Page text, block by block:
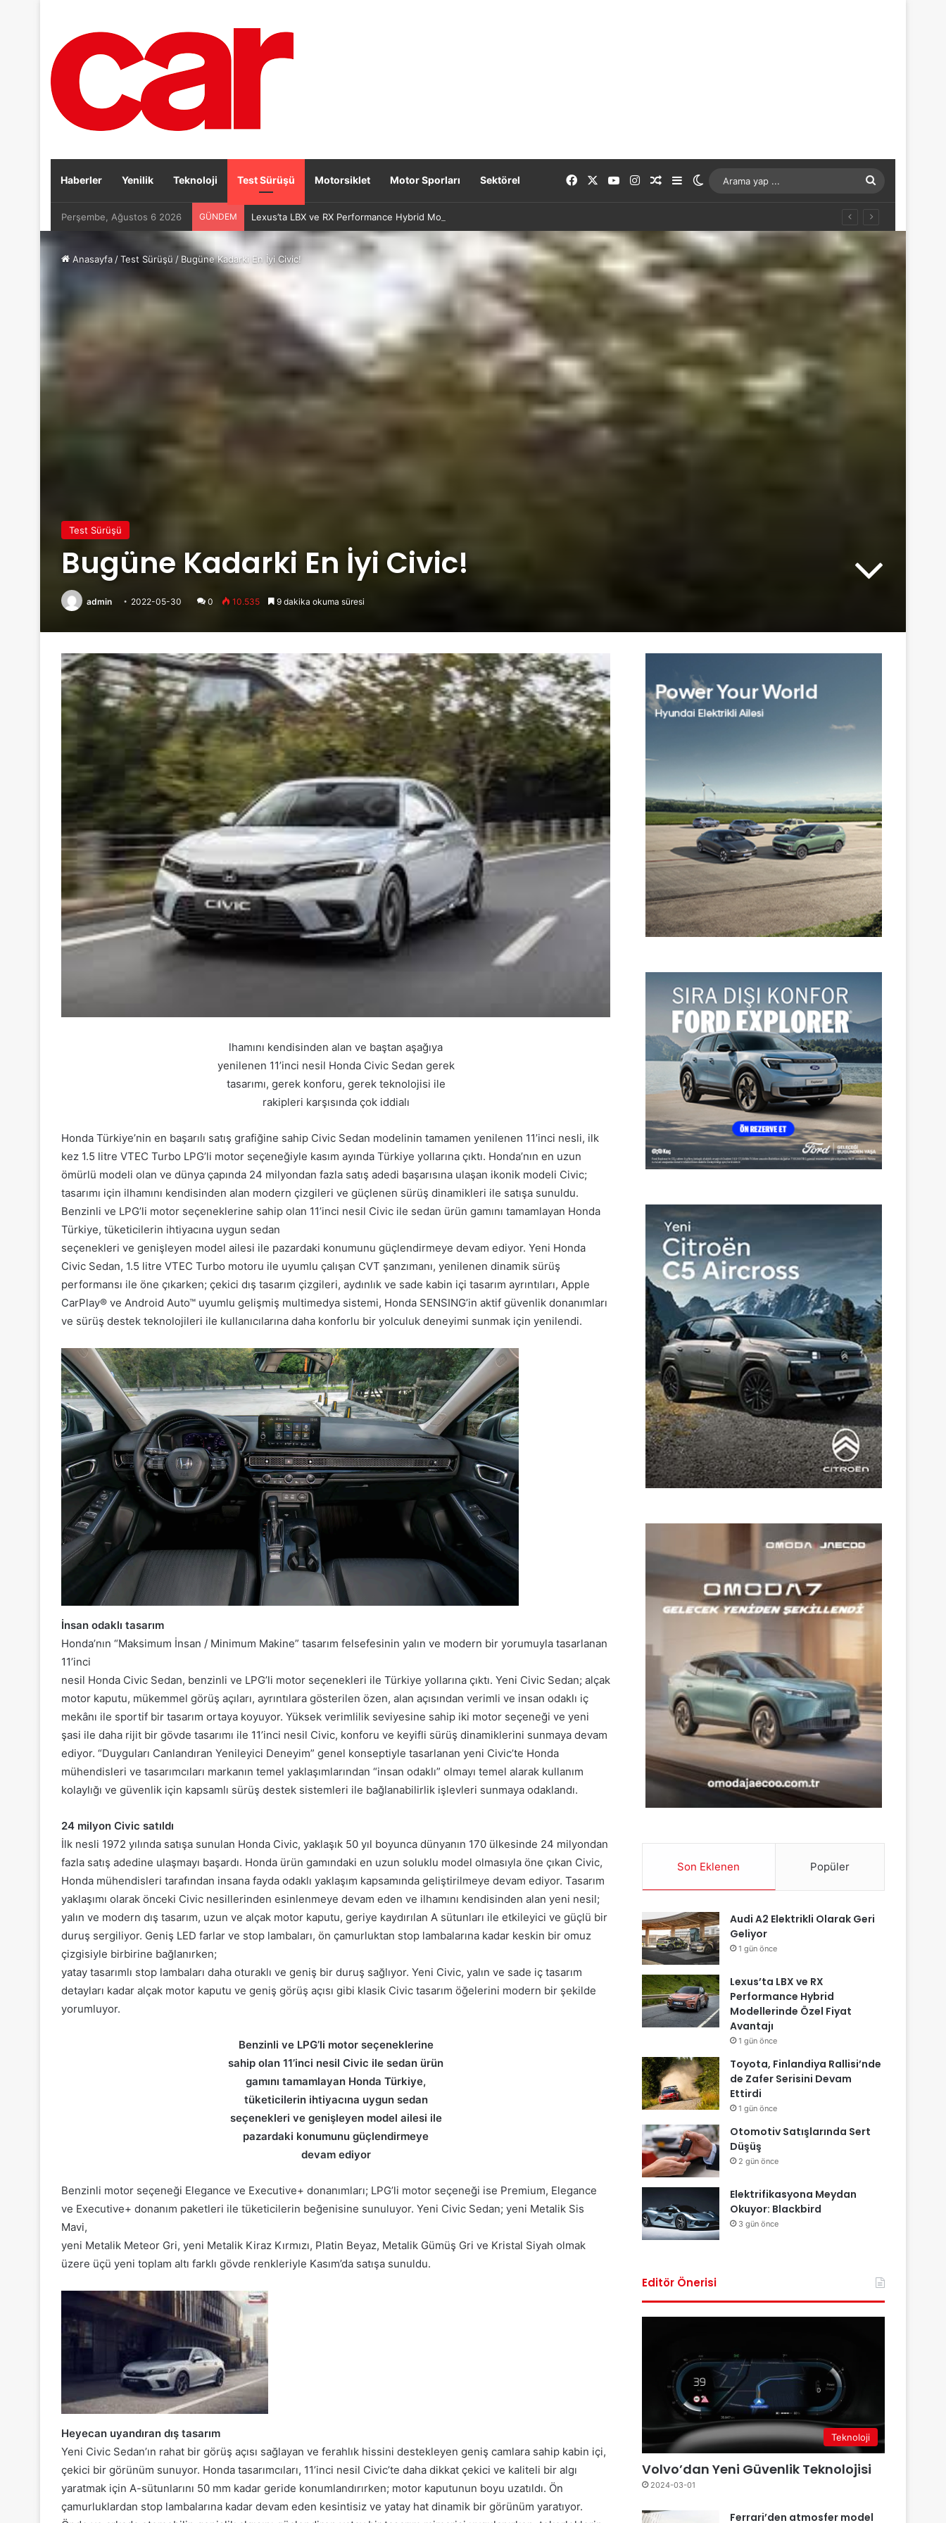
Haberler Yenilik Teknoloji Test Sürüşü Motorsiklet Motor Sporları Sektörel FacebookYouTubeInstagramRastgele Makale
Kenar Bölmesi
Dış görünümü değiştir
...
Perşembe, Ağustos 6 2026 GÜNDEM Lexus’ta LBX ve RX Performance Hybrid Modellerinde Özel Fiyat Avantajı
Anasayfa /Test Sürüşü / Bugüne Kadarki En İyi Civic!
Test Sürüşü
Bugüne Kadarki En İyi Civic!
admin 2022-05-30 0 10.535 9 dakika okuma süresi
lhamını kendisinden alan ve baştan aşağıya
yenilenen 11’inci nesil Honda Civic Sedan gerek
tasarımı, gerek konforu, gerek teknolojisi ile
rakipleri karşısında çok iddialı
Honda Türkiye’nin en başarılı satış grafiğine sahip Civic Sedan modelinin tamamen yenilenen 11’inci nesli, ilk
kez 1.5 litre VTEC Turbo LPG’li motor seçeneğiyle kasım ayında Türkiye yollarına çıktı. Honda’nın en uzun
ömürlü modeli olan ve dünya çapında 24 milyondan fazla satış adedi başarısına ulaşan ikonik modeli Civic;
tasarımı için ilhamını kendisinden alan modern çizgileri ve güçlenen sürüş dinamikleri ile satışa sunuldu.
Benzinli ve LPG’li motor seçeneklerine sahip olan 11’inci nesil Civic ile sedan ürün gamını tamamlayan Honda
Türkiye, tüketicilerin ihtiyacına uygun sedan
seçenekleri ve genişleyen model ailesi ile pazardaki konumunu güçlendirmeye devam ediyor. Yeni Honda
Civic Sedan, 1.5 litre VTEC Turbo motoru ile uyumlu çalışan CVT şanzımanı, yenilenen dinamik sürüş
performansı ile öne çıkarken; çekici dış tasarım çizgileri, aydınlık ve sade kabin içi tasarım ayrıntıları, Apple
CarPlay® ve Android Auto™ uyumlu gelişmiş multimedya sistemi, Honda SENSING’in aktif güvenlik donanımları
ve sürüş destek teknolojileri ile kullanıcılarına daha konforlu bir yolculuk deneyimi sunmak için yenilendi.
İnsan odaklı tasarım
Honda’nın “Maksimum İnsan / Minimum Makine” tasarım felsefesinin yalın ve modern bir yorumuyla tasarlanan
11’inci
nesil Honda Civic Sedan, benzinli ve LPG’li motor seçenekleri ile Türkiye yollarına çıktı. Yeni Civic Sedan; alçak
motor kaputu, mükemmel görüş açıları, ayrıntılara gösterilen özen, alan açısından verimli ve insan odaklı iç
mekânı ile sportif bir tasarım ortaya koyuyor. Yüksek verimlilik seviyesine sahip iki motor seçeneği ve yeni
şasi ile daha rijit bir gövde tasarımı ile 11’inci nesil Civic, konforu ve keyifli sürüş dinamiklerini sunmaya devam
ediyor. “Duyguları Canlandıran Yenileyici Deneyim” genel konseptiyle tasarlanan yeni Civic’te Honda
mühendisleri ve tasarımcıları markanın temel yaklaşımlarından “insan odaklı” olmayı temel alarak kullanım
kolaylığı ve güvenlik için kapsamlı sürüş destek sistemleri ile bağlanabilirlik işlevleri sunmaya odaklandı.
24 milyon Civic satıldı
İlk nesli 1972 yılında satışa sunulan Honda Civic, yaklaşık 50 yıl boyunca dünyanın 170 ülkesinde 24 milyondan
fazla satış adedine ulaşmayı başardı. Honda ürün gamındaki en uzun soluklu model olmasıyla öne çıkan Civic,
Honda mühendisleri tarafından insana fayda odaklı yaklaşım kapsamında geliştirilmeye devam ediyor. Tasarım
yaklaşımı olarak önceki Civic nesillerinden esinlenmeye devam eden ve ilhamını kendisinden alan yeni nesil;
yalın ve modern dış tasarım, uzun ve alçak motor kaputu, geriye kaydırılan A sütunları ile etkileyici ve güçlü bir
duruş sergiliyor. Geniş LED farlar ve stop lambaları, ön çamurluktan stop lambalarına kadar keskin bir omuz
çizgisiyle birbirine bağlanırken;
yatay tasarımlı stop lambaları daha oturaklı ve geniş bir duruş sağlıyor. Yeni Civic, yalın ve sade iç tasarım
detayları kadar alçak motor kaputu ve geniş görüş açısı gibi klasik Civic tasarım öğelerini modern bir şekilde
yorumluyor.
Benzinli ve LPG’li motor seçeneklerine
sahip olan 11’inci nesil Civic ile sedan ürün
gamını tamamlayan Honda Türkiye,
tüketicilerin ihtiyacına uygun sedan
seçenekleri ve genişleyen model ailesi ile
pazardaki konumunu güçlendirmeye
devam ediyor
Benzinli motor seçeneği Elegance ve Executive+ donanımları; LPG’li motor seçeneği ise Premium, Elegance
ve Executive+ donanım paketleri ile tüketicilerin beğenisine sunuluyor. Yeni Civic Sedan; yeni Metalik Sis
Mavi,
yeni Metalik Meteor Gri, yeni Metalik Kiraz Kırmızı, Platin Beyaz, Metalik Gümüş Gri ve Kristal Siyah olmak
üzere üçü yeni toplam altı farklı gövde renkleriyle Kasım’da satışa sunuldu.
Heyecan uyandıran dış tasarım
Yeni Civic Sedan’ın rahat bir görüş açısı sağlayan ve ferahlık hissini destekleyen geniş camlara sahip kabin içi,
çekici bir görünüm sunuyor. Honda tasarımcıları, 11’inci nesil Civic’te daha dikkat çekici ve kaliteli bir algı
yaratmak için A-sütunlarını 50 mm kadar geride konumlandırırken; motor kaputunun boyu uzatıldı. Ön
çamurluklardan stop lambalarına kadar devam eden kesintisiz ve yatay hat dinamik bir görünüm yaratıyor.
Son Eklenen Popüler
Audi A2 Elektrikli Olarak Geri
Geliyor
1 gün önce
Lexus’ta LBX ve RX
Performance Hybrid
Modellerinde Özel Fiyat
Avantajı
1 gün önce
Toyota, Finlandiya Rallisi’nde
de Zafer Serisini Devam
Ettirdi
1 gün önce
Otomotiv Satışlarında Sert
Düşüş
2 gün önce
Elektrifikasyona Meydan
Okuyor: Blackbird
3 gün önce
Editör Önerisi
Teknoloji
Volvo’dan Yeni Güvenlik Teknolojisi
2024-03-01
Ferrari’den atmosfer model